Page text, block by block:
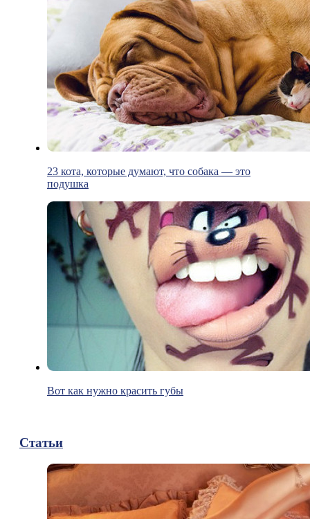
23 кота, которые думают, что собака — это
подушка
Вот как нужно красить губы
Статьи